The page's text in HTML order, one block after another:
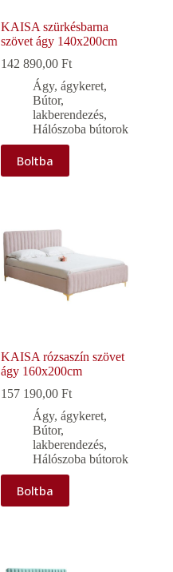
KAISA szürkésbarna
szövet ágy 140x200cm
142 890,00Ft
Ágy, ágykeret,
Bútor,
lakberendezés,
Hálószoba bútorok
Boltba
KAISA rózsaszín szövet
ágy 160x200cm
157 190,00Ft
Ágy, ágykeret,
Bútor,
lakberendezés,
Hálószoba bútorok
Boltba